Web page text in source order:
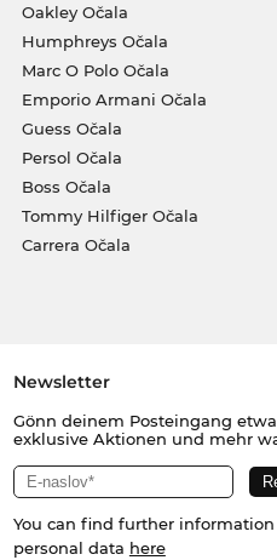
Oakley Očala
Humphreys Očala
Marc O Polo Očala
Emporio Armani Očala
Guess Očala
Persol Očala
Boss Očala
Tommy Hilfiger Očala
Carrera Očala
Newsletter
Gönn deinem Posteingang
exklusive Aktionen und mehr
You can find further
personal data here